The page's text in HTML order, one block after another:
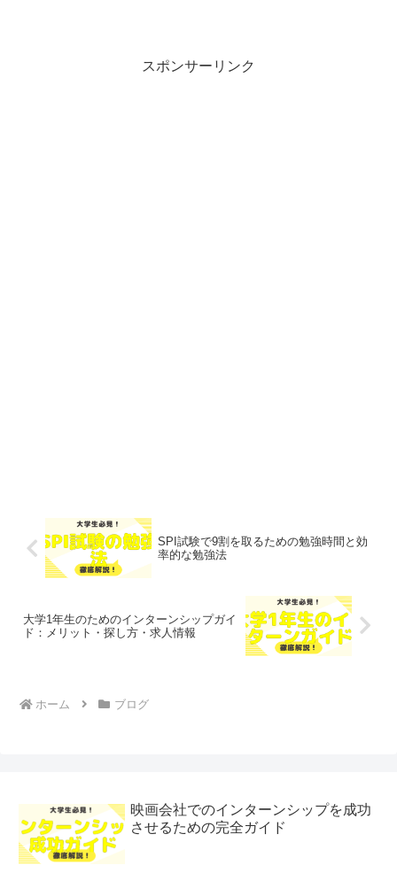
スポンサーリンク
SPI試験で9割を取るための勉強時間と効
率的な勉強法
大学1年生のためのインターンシップガイ
ド：メリット・探し方・求人情報
ホーム ブログ
映画会社でのインターンシップを成功
させるための完全ガイド